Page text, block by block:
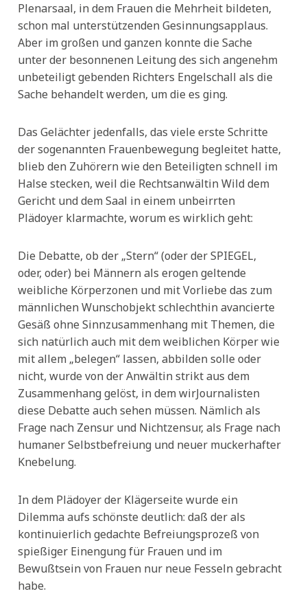
Plenarsaal, in dem Frauen die Mehrheit bildeten,
schon mal unterstützenden Gesinnungsapplaus.
Aber im großen und ganzen konnte die Sache
unter der besonnenen Leitung des sich angenehm
unbeteiligt gebenden Richters Engelschall als die
Sache behandelt werden, um die es ging.
Das Gelächter jedenfalls, das viele erste Schritte
der sogenannten Frauenbewegung begleitet hatte,
blieb den Zuhörern wie den Beteiligten schnell im
Halse stecken, weil die Rechtsanwältin Wild dem
Gericht und dem Saal in einem unbeirrten
Plädoyer klarmachte, worum es wirklich geht:
Die Debatte, ob der „Stern“ (oder der SPIEGEL,
oder, oder) bei Männern als erogen geltende
weibliche Körperzonen und mit Vorliebe das zum
männlichen Wunschobjekt schlechthin avancierte
Gesäß ohne Sinnzusammenhang mit Themen, die
sich natürlich auch mit dem weiblichen Körper wie
mit allem „belegen“ lassen, abbilden solle oder
nicht, wurde von der Anwältin strikt aus dem
Zusammenhang gelöst, in dem wirJournalisten
diese Debatte auch sehen müssen. Nämlich als
Frage nach Zensur und Nichtzensur, als Frage nach
humaner Selbstbefreiung und neuer muckerhafter
Knebelung.
In dem Plädoyer der Klägerseite wurde ein
Dilemma aufs schönste deutlich: daß der als
kontinuierlich gedachte Befreiungsprozeß von
spießiger Einengung für Frauen und im
Bewußtsein von Frauen nur neue Fesseln gebracht
habe.